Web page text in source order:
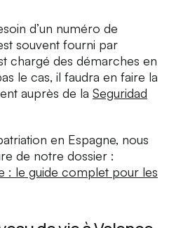
d’un numéro de
souvent fourni par
chargé des démarches en
le cas, il faudra en faire la
auprès de la Seguridad
en Espagne, nous
de notre dossier :
: le guide complet pour les